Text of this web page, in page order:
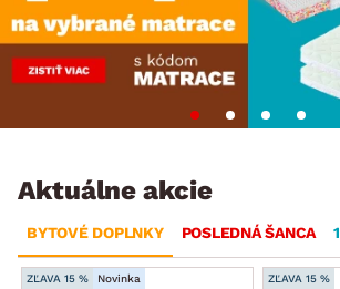
Aktuálne akcie
BYTOVÉ DOPLNKY POSLEDNÁ ŠANCA
ZĽAVA 15 % Novinka ZĽAVA 15 %